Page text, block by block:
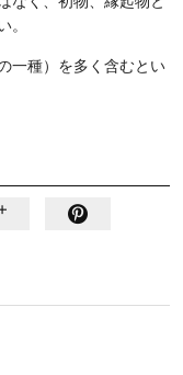
。
一種）を多く含むとい